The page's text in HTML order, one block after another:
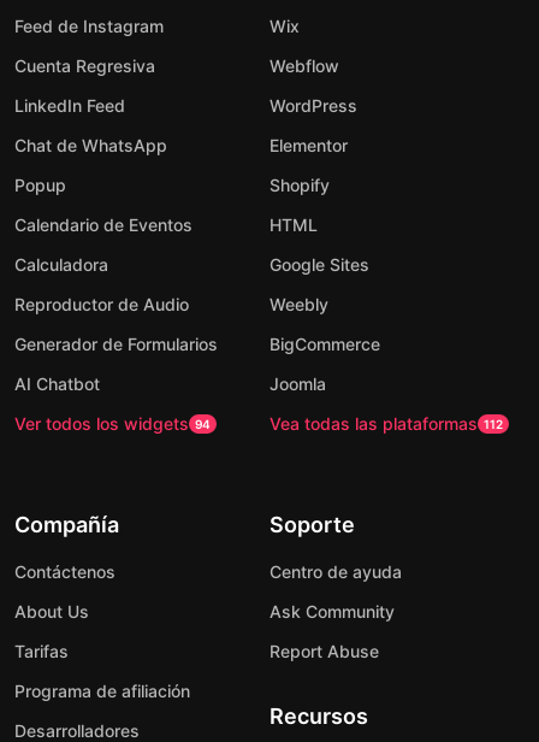
Feed de Instagram
Cuenta Regresiva
LinkedIn Feed
Chat de WhatsApp
Popup
Calendario de Eventos
Calculadora
Reproductor de Audio
Generador de Formularios
AI Chatbot
Ver todos los widgets 94
Wix
Webflow
WordPress
Elementor
Shopify
HTML
Google Sites
Weebly
BigCommerce
Joomla
Vea todas las plataformas 112
Compañía
Contáctenos
About Us
Tarifas
Programa de afiliación
Desarrolladores
Soporte
Centro de ayuda
Ask Community
Report Abuse
Recursos